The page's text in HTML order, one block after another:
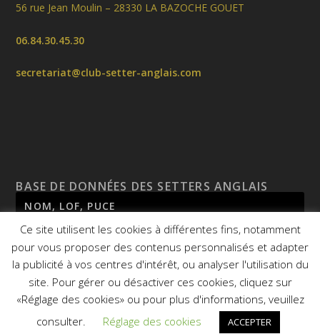
56 rue Jean Moulin – 28330 LA BAZOCHE GOUET
06.84.30.45.30
secretariat@club-setter-anglais.com
BASE DE DONNÉES DES SETTERS ANGLAIS
CSA - Site réalisé par Agence Mauve
Mentions légales Politique de confidentialité
Ce site utilisent les cookies à différentes fins, notamment
pour vous proposer des contenus personnalisés et adapter
la publicité à vos centres d'intérêt, ou analyser l'utilisation du
site. Pour gérer ou désactiver ces cookies, cliquez sur
«Réglage des cookies» ou pour plus d'informations, veuillez
consulter.
Réglage des cookies ACCEPTER